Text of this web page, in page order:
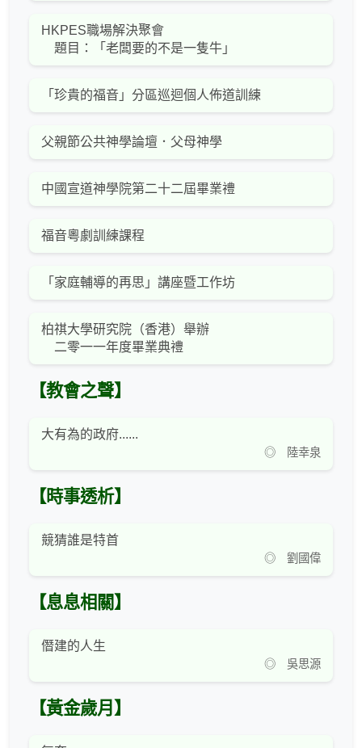
HKPES職場解決聚會
題目：「老闆要的不是一隻牛」
「珍貴的福音」分區巡迴個人佈道訓練
父親節公共神學論壇．父母神學
中國宣道神學院第二十二屆畢業禮
福音粵劇訓練課程
「家庭輔導的再思」講座暨工作坊
柏祺大學研究院（香港）舉辦
二零一一年度畢業典禮
【教會之聲】
大有為的政府......
◎ 陸幸泉
【時事透析】
競猜誰是特首
◎ 劉國偉
【息息相關】
僭建的人生
◎ 吳思源
【黃金歲月】